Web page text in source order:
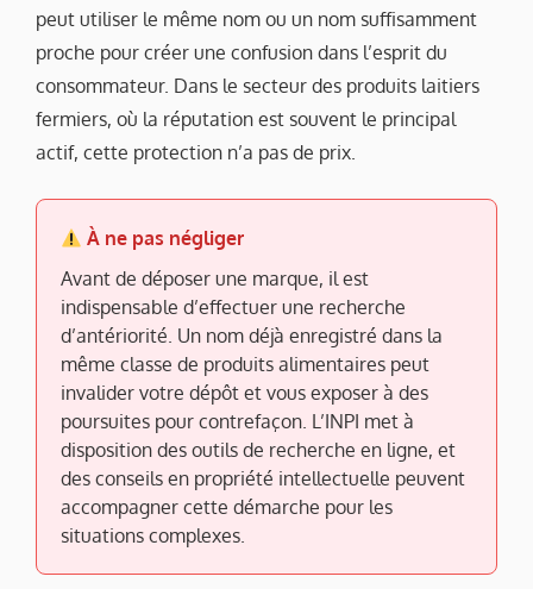
peut utiliser le même nom ou un nom suffisamment
proche pour créer une confusion dans l’esprit du
consommateur. Dans le secteur des produits laitiers
fermiers, où la réputation est souvent le principal
actif, cette protection n’a pas de prix.
À ne pas négliger
Avant de déposer une marque, il est
indispensable d’effectuer une recherche
d’antériorité. Un nom déjà enregistré dans la
même classe de produits alimentaires peut
invalider votre dépôt et vous exposer à des
poursuites pour contrefaçon. L’INPI met à
disposition des outils de recherche en ligne, et
des conseils en propriété intellectuelle peuvent
accompagner cette démarche pour les
situations complexes.